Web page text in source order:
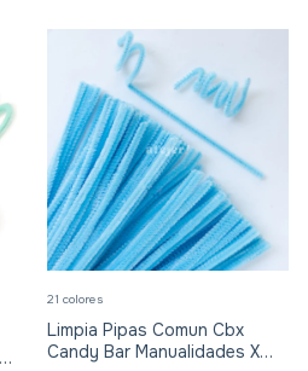
Limpia Pipas Comun Cbx
Candy Bar Manualidades X
21 colores